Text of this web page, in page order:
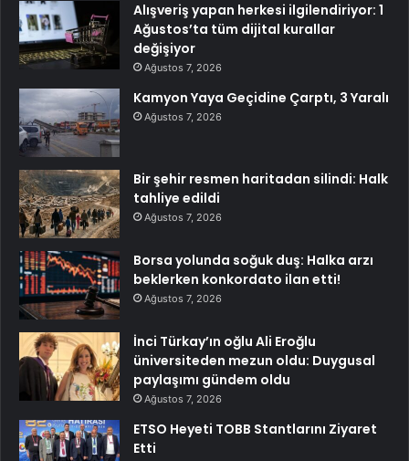
Alışveriş yapan herkesi ilgilendiriyor: 1
Ağustos’ta tüm dijital kurallar
değişiyor
Ağustos 7, 2026
Kamyon Yaya Geçidine Çarptı, 3 Yaralı
Ağustos 7, 2026
Bir şehir resmen haritadan silindi: Halk
tahliye edildi
Ağustos 7, 2026
Borsa yolunda soğuk duş: Halka arzı
beklerken konkordato ilan etti!
Ağustos 7, 2026
İnci Türkay’ın oğlu Ali Eroğlu
üniversiteden mezun oldu: Duygusal
paylaşımı gündem oldu
Ağustos 7, 2026
ETSO Heyeti TOBB Stantlarını Ziyaret
Etti